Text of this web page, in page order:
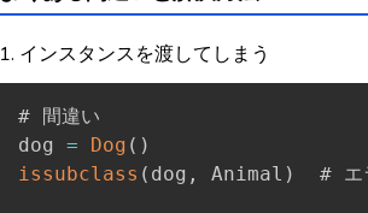
1. インスタンスを渡してしまう
# 間違い
dog = Dog ( )
issubclass ( dog , Animal )
# エ